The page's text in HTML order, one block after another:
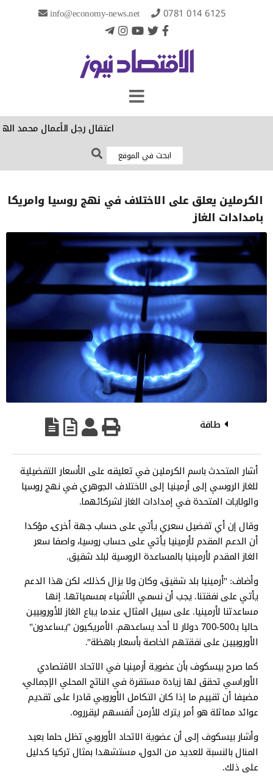
info@economy-news.net 0781 014 6125
‏اعتقال رجل الأعمال محمد
الكرملين يعلق على الاختلاف في نهج روسيا وامريكا
بامدادات الغاز
طاقة
أشار المتحدث باسم الكرملين في تعليقه على الأسعار التفضيلية
للغاز الروسي إلى أرمينيا إلى الاختلاف الجوهري في نهج روسيا
والولايات المتحدة في إمدادات الغاز لشركائهما.
وقال إن أي تفضيل سعري يأتي على حساب جهة أخرى، مؤكدا
أن الدعم المقدم لأرمينيا يأتي على حساب روسيا، واصفا سعر
الغاز المقدم لأرمينيا بالمساعدة الروسية لبلد شقيق.
وأضاف: "أرمينيا بلد شقيق، وكان ولا يزال كذلك، لكن هذا الدعم
يأتي على نفقتنا. يجب أن نسمي الأشياء بمسمياتها. إنها
مساعدتنا لأرمينيا. على سبيل المثال، عندما يباع الغاز للأوروبيين
حاليا بـ500-700 دولار لا أحد يساعدهم. الأمريكيون "يساعدون"
الأوروبيين على نفقتهم الخاصة بأسعار باهظة".
كما صرح بيسكوف بأن عضوية أرمينيا في الاتحاد الاقتصادي
الأوراسي تحقق لها زيادة مستقرة في الناتج المحلي الإجمالي،
مضيفا أن تقييم ما إذا كان التكامل الأوروبي قادرا على تقديم
عوائد مماثلة هو أمر يترك للأرمن أنفسهم ليقرروه.
وأشار بيسكوف إلى أن عضوية الاتحاد الأوروبي تظل حلما بعيد
المنال بالنسبة للعديد من الدول، مستشهدا بمثال تركيا كدليل
على ذلك.